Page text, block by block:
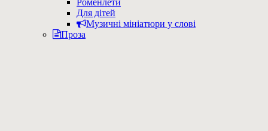
Роменлети
Для дітей
Музичні мініатюри у слові
Проза